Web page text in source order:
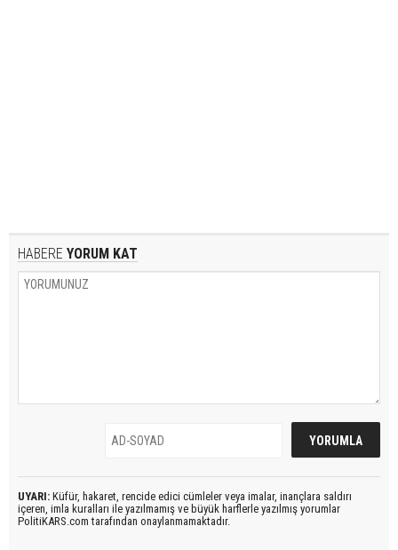
HABERE YORUM KAT
UYARI: Küfür, hakaret, rencide edici cümleler veya imalar, inançlara saldırı
içeren, imla kuralları ile yazılmamış ve büyük harflerle yazılmış yorumlar
PolitiKARS.com tarafından onaylanmamaktadır.